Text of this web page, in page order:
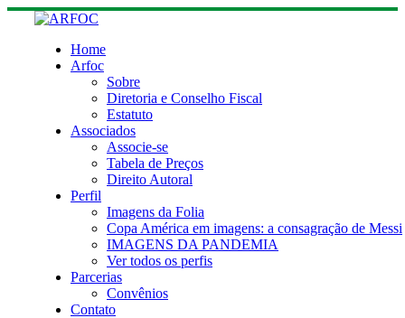
Skip
Home
Arfoc
Sobre
Diretoria e Conselho Fiscal
Estatuto
Associados
Associe-se
Tabela de Preços
Direito Autoral
Perfil
Imagens da Folia
Copa América em imagens: a consagração de Messi
IMAGENS DA PANDEMIA
Ver todos os perfis
Parcerias
Convênios
Contato